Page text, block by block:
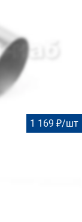
1 169 ₽/шт